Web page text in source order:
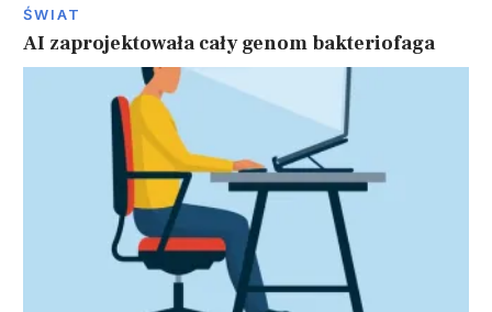
ŚWIAT
AI zaprojektowała cały genom bakteriofaga